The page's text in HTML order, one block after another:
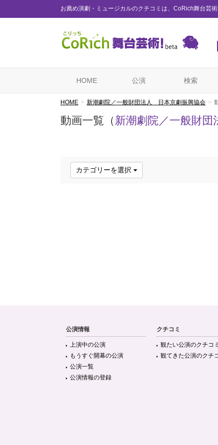
お薦め演劇・ミュージカルのクチコミは、CoRich舞台芸術
HOME 公演 検索
HOME 新潮劇院／一般財団法人 日本京劇振興協会
動画一覧（新潮劇院／一般財
カテゴリーを選択
公演情報
上演中の公演
もうすぐ開幕の公演
公演一覧
公演情報の登録
クチコミ
観たい公演のクチコミ
観てきた公演のクチ